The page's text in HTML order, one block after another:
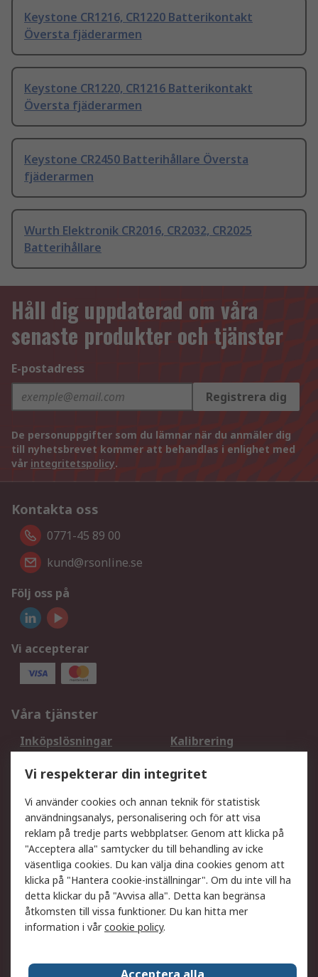
Keystone CR1216, CR1220 Batterikontakt
Översta fjäderarmen
Keystone CR1220, CR1216 Batterikontakt
Översta fjäderarmen
Keystone CR2450 Batterihållare Översta
fjäderarmen
Wurth Elektronik CR2016, CR2032, CR2025
Batterihållare
Håll dig uppdaterad om våra
senaste produkter och tjänster
E-postadress
Registrera dig
De personuppgifter som du lämnar när du anmäler dig
till nyhetsbrevet kommer att behandlas i enlighet med
vår integritetspolicy.
Kontakta oss
0771-45 89 00
kund@rsonline.se
Följ oss på
Vi accepterar
Våra tjänster
Inköpslösningar
Kalibrering
DesignSpark
Teknisk Support
Ditt lokala säljteam
Exportlösningar
Support
Få hjälp
Retur av varor
Leverans
Spåra din order
Begär en fakturakopi
Fördelar med RS-konto
Betalningsalternativ
Vi respekterar din integritet
Vi använder cookies och annan teknik för statistisk
användningsanalys, personalisering och för att visa
reklam på tredje parts webbplatser. Genom att klicka på
"Acceptera alla" samtycker du till behandling av icke
väsentliga cookies. Du kan välja dina cookies genom att
klicka på "Hantera cookie-inställningar". Om du inte vill ha
detta klickar du på "Avvisa alla". Detta kan begränsa
åtkomsten till vissa funktioner. Du kan hitta mer
information i vårcookie policy.